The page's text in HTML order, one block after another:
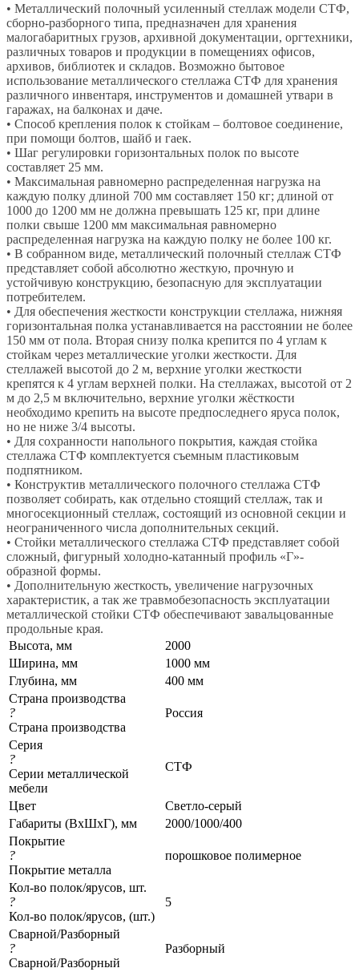
• Металлический полочный усиленный стеллаж модели СТФ,
сборно-разборного типа, предназначен для хранения
малогабаритных грузов, архивной документации, оргтехники,
различных товаров и продукции в помещениях офисов,
архивов, библиотек и складов. Возможно бытовое
использование металлического стеллажа СТФ для хранения
различного инвентаря, инструментов и домашней утвари в
гаражах, на балконах и даче.
• Способ крепления полок к стойкам – болтовое соединение,
при помощи болтов, шайб и гаек.
• Шаг регулировки горизонтальных полок по высоте
составляет 25 мм.
• Максимальная равномерно распределенная нагрузка на
каждую полку длиной 700 мм составляет 150 кг; длиной от
1000 до 1200 мм не должна превышать 125 кг, при длине
полки свыше 1200 мм максимальная равномерно
распределенная нагрузка на каждую полку не более 100 кг.
• В собранном виде, металлический полочный стеллаж СТФ
представляет собой абсолютно жесткую, прочную и
устойчивую конструкцию, безопасную для эксплуатации
потребителем.
• Для обеспечения жесткости конструкции стеллажа, нижняя
горизонтальная полка устанавливается на расстоянии не более
150 мм от пола. Вторая снизу полка крепится по 4 углам к
стойкам через металлические уголки жесткости. Для
стеллажей высотой до 2 м, верхние уголки жесткости
крепятся к 4 углам верхней полки. На стеллажах, высотой от 2
м до 2,5 м включительно, верхние уголки жёсткости
необходимо крепить на высоте предпоследнего яруса полок,
но не ниже 3/4 высоты.
• Для сохранности напольного покрытия, каждая стойка
стеллажа СТФ комплектуется съемным пластиковым
подпятником.
• Конструктив металлического полочного стеллажа СТФ
позволяет собирать, как отдельно стоящий стеллаж, так и
многосекционный стеллаж, состоящий из основной секции и
неограниченного числа дополнительных секций.
• Стойки металлического стеллажа СТФ представляет собой
сложный, фигурный холодно-катанный профиль «Г»-
образной формы.
• Дополнительную жесткость, увеличение нагрузочных
характеристик, а так же травмобезопасность эксплуатации
металлической стойки СТФ обеспечивают завальцованные
продольные края.
Высота, мм
2000
Ширина, мм
1000 мм
Глубина, мм
400 мм
Страна производства
?
Страна производства
Россия
Серия
?
Серии металлической
мебели
СТФ
Цвет
Светло-серый
Габариты (ВхШхГ), мм
2000/1000/400
Покрытие
?
Покрытие металла
порошковое полимерное
Кол-во полок/ярусов, шт.
?
Кол-во полок/ярусов, (шт.)
5
Сварной/Разборный
?
Сварной/Разборный
Разборный